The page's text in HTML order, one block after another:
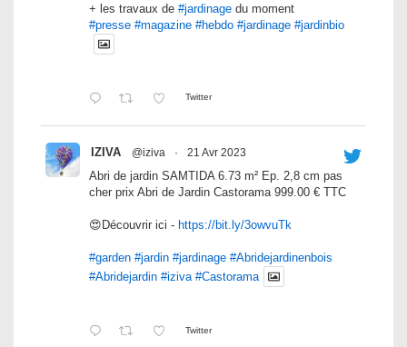
+ les travaux de #jardinage du moment
#presse #magazine #hebdo #jardinage #jardinbio
Twitter
IZIVA @iziva · 21 Avr 2023
Abri de jardin SAMTIDA 6.73 m² Ep. 2,8 cm pas
cher prix Abri de Jardin Castorama 999.00 € TTC
😍Découvrir ici - https://bit.ly/3owvuTk
#garden #jardin #jardinage #Abridejardinenbois
#Abridejardin #iziva #Castorama
Twitter